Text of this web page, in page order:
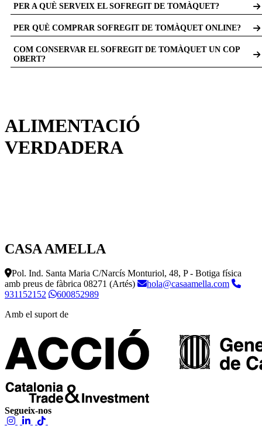
per cuinar diferents plats.
PER A QUÈ SERVEIX EL SOFREGIT DE TOMÀQUET?
verdures.
PER QUÈ COMPRAR SOFREGIT DE TOMÀQUET ONLINE?
utilitzar.
COM CONSERVAR EL SOFREGIT DE TOMÀQUET UN COP
OBERT?
ALIMENTACIÓ
VERDADERA
CASA AMELLA
Pol. Ind. Santa Maria C/Narcís Monturiol, 48, P - Botiga física
amb preus de fàbrica 08271 (Artés)
hola@casaamella.com
931152152
600852989
Amb el suport de
Segueix-nos